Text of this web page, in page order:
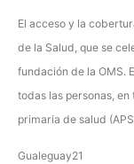
El acceso y la
de la Salud, que se
fundación de la OMS.
todas las personas, en
primaria de salud
Gualeguay21